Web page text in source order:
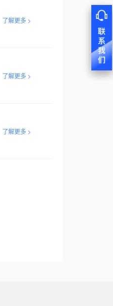
了解更多 >
了解更多 >
了解更多 >